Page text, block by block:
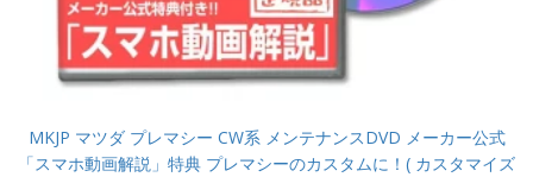
MKJP マツダ プレマシー CW系 メンテナンスDVD メーカー公式
「スマホ動画解説」特典 プレマシーのカスタムに！( カスタマイズ